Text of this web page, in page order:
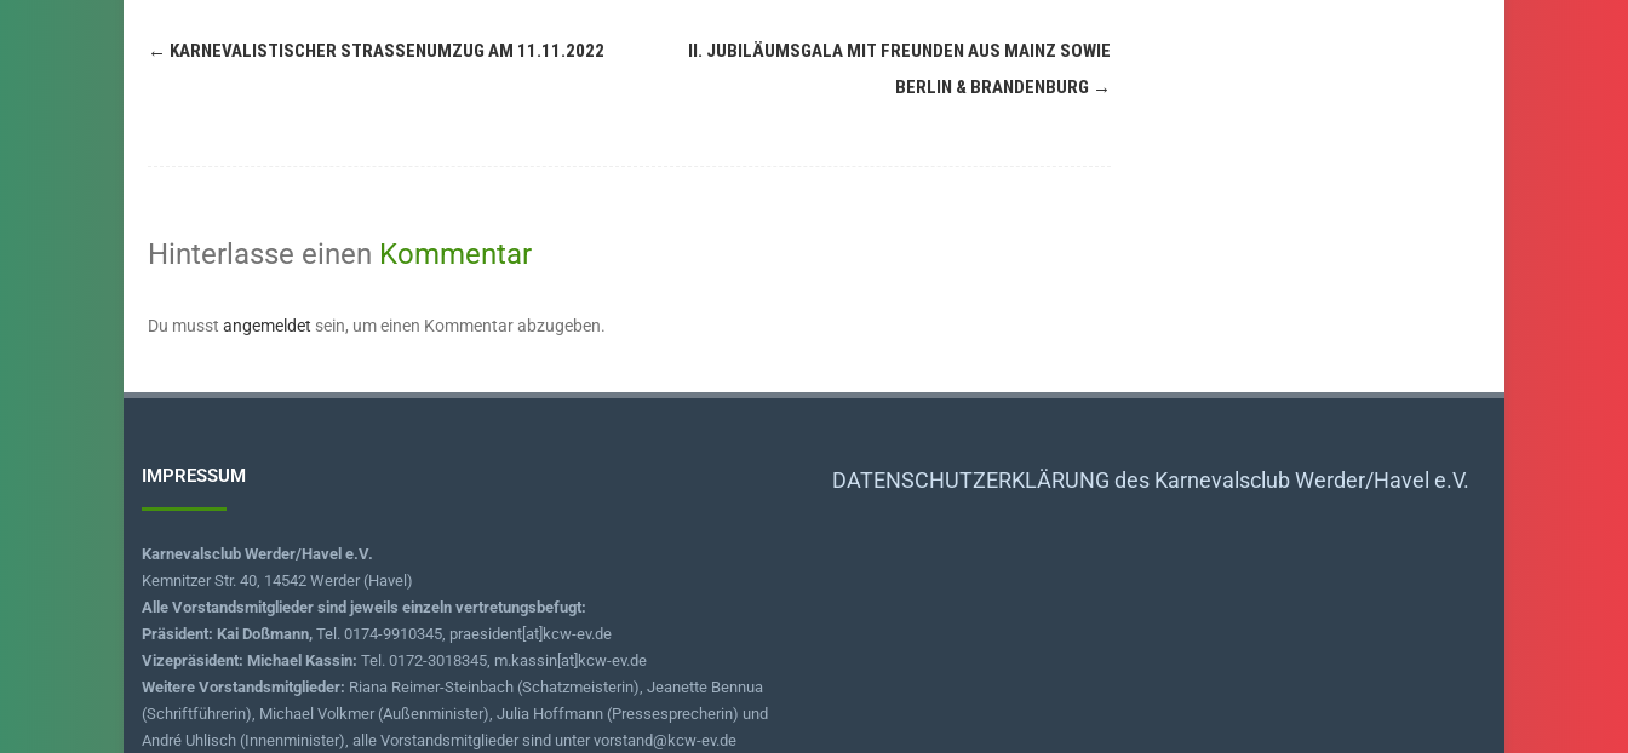
← KARNEVALISTISCHER STRASSENUMZUG AM 11.11.2022
II. JUBILÄUMSGALA MIT FREUNDEN AUS MAINZ SOWIE
BERLIN & BRANDENBURG →
Hinterlasse einen Kommentar
Du musst angemeldet sein, um einen Kommentar abzugeben.
IMPRESSUM
Karnevalsclub Werder/Havel e.V.
Kemnitzer Str. 40, 14542 Werder (Havel)
Alle Vorstandsmitglieder sind jeweils einzeln vertretungsbefugt:
Präsident: Kai Doßmann, Tel. 0174-9910345, praesident[at]kcw-ev.de
Vizepräsident: Michael Kassin: Tel. 0172-3018345, m.kassin[at]kcw-ev.de
Weitere Vorstandsmitglieder: Riana Reimer-Steinbach (Schatzmeisterin), Jeanette Bennua
(Schriftführerin), Michael Volkmer (Außenminister), Julia Hoffmann (Pressesprecherin) und
André Uhlisch (Innenminister), alle Vorstandsmitglieder sind unter vorstand@kcw-ev.de
DATENSCHUTZERKLÄRUNG des Karnevalsclub Werder/Havel e.V.